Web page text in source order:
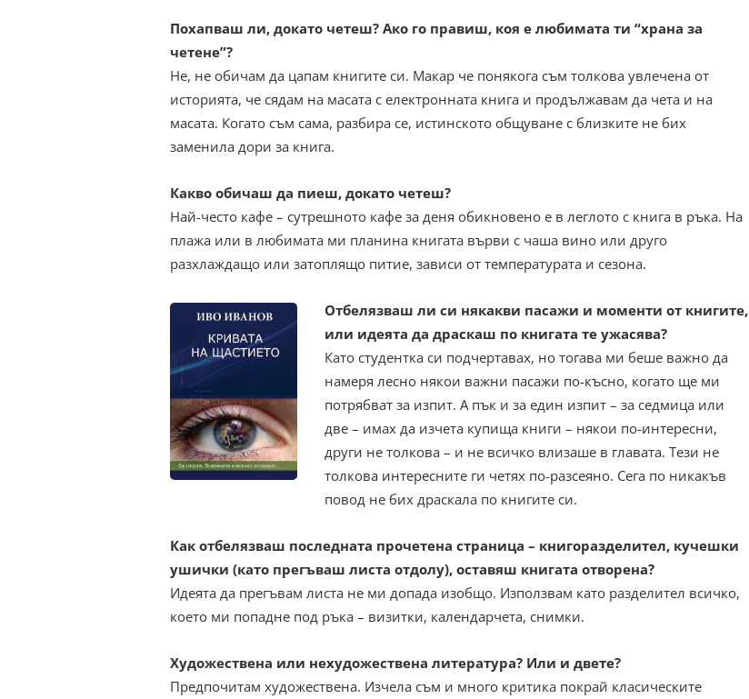
Похапваш ли, докато четеш? Ако го правиш, коя е любимата ти “храна за
четене”?
Не, не обичам да цапам книгите си. Макар че понякога съм толкова увлечена от
историята, че сядам на масата с електронната книга и продължавам да чета и на
масата. Когато съм сама, разбира се, истинското общуване с близките не бих
заменила дори за книга.
Какво обичаш да пиеш, докато четеш?
Най-често кафе – сутрешното кафе за деня обикновено е в леглото с книга в ръка. На
плажа или в любимата ми планина книгата върви с чаша вино или друго
разхлаждащо или затоплящо питие, зависи от температурата и сезона.
Отбелязваш ли си някакви пасажи и моменти от книгите,
или идеята да драскаш по книгата те ужасява?
Като студентка си подчертавах, но тогава ми беше важно да
намеря лесно някои важни пасажи по-късно, когато ще ми
потрябват за изпит. А пък и за един изпит – за седмица или
две – имах да изчета купища книги – някои по-интересни,
други не толкова – и не всичко влизаше в главата. Тези не
толкова интересните ги четях по-разсеяно. Сега по никакъв
повод не бих драскала по книгите си.
Как отбелязваш последната прочетена страница – книгоразделител, кучешки
ушички (като прегъваш листа отдолу), оставяш книгата отворена?
Идеята да прегъвам листа не ми допада изобщо. Използвам като разделител всичко,
което ми попадне под ръка – визитки, календарчета, снимки.
Художествена или нехудожествена литература? Или и двете?
Предпочитам художествена. Изчела съм и много критика покрай класическите